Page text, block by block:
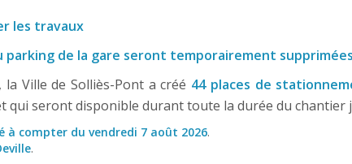
les travaux
parking de la gare seront temporairement supprimées
Ville de Solliès-Pont a créé 44 places de
qui seront disponible durant toute la durée du chantier
à compter du vendredi 7 août 2026.
.